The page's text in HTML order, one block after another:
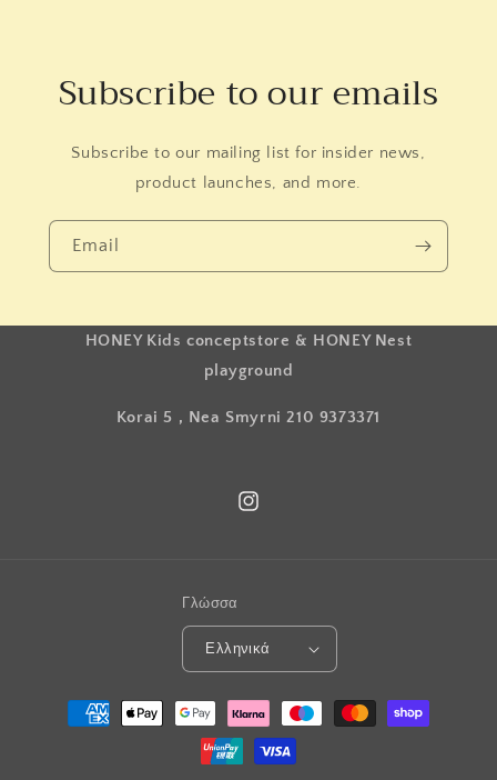
Subscribe to our emails
Subscribe to our mailing list for insider news,
product launches, and more.
Email
HONEY Kids conceptstore & HONEY Nest
playground
Korai 5 , Nea Smyrni 210 9373371
Instagram
Γλώσσα
Ελληνικά
Μέθοδοι
πληρωμής